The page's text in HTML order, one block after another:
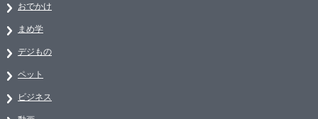
おでかけ
まめ学
デジもの
ペット
ビジネス